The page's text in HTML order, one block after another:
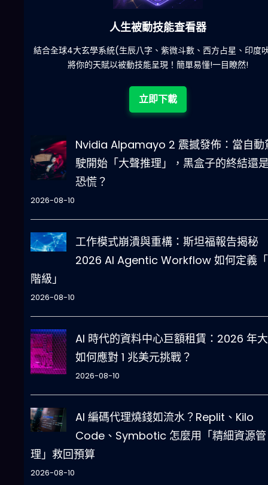
、印度吠陀)
六合彩發達神器
減少超過500萬個低概率中獎組合，提高
立即下載
Nvidia Alpamayo 2 震撼發佈：當自動
駛開始「大聲推理」，黑盒子的終結還
恐慌？
2026-08-10
工作模式崩潰與重構：斯坦福報告揭秘
2026 AI Agentic Workflow 如何定義
階級」
2026-08-10
AI 時代的資料中心巨額租賃：2026 年
如何應對 1 兆美元挑戰？
2026-08-10
AI 編碼代理燒錢如流水？Replit、Kilo
Code、Symbotic 怎麼用「精細資源管
理」救回預算
2026-08-10